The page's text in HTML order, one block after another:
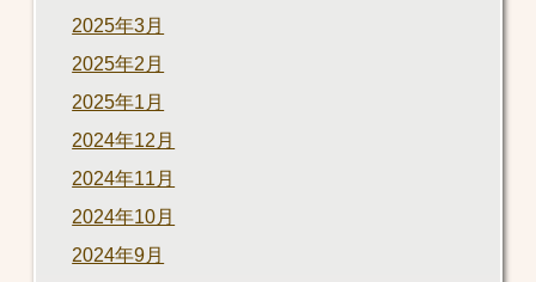
2025年3月
2025年2月
2025年1月
2024年12月
2024年11月
2024年10月
2024年9月